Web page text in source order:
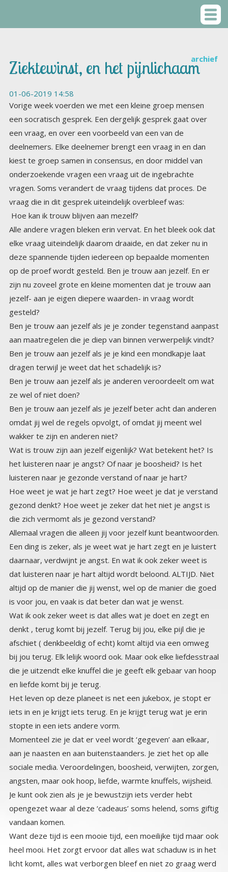
archief
Ziektewinst, en het pijnlichaam
01-06-2019 14:58
Vorige week voerden we met een kleine groep mensen
een socratisch gesprek. Een dergelijk gesprek gaat over
een vraag, en over een voorbeeld van een van de
deelnemers. Elke deelnemer brengt een vraag in en dan
kiest te groep samen in consensus, en door middel van
onderzoekende vragen een vraag uit de ingebrachte
vragen. Soms verandert de vraag tijdens dat proces. De
vraag die in dit gesprek uiteindelijk overbleef was:
Hoe kan ik trouw blijven aan mezelf?
Alle andere vragen bleken erin vervat. En het bleek ook dat
elke vraag uiteindelijk daarom draaide, en dat zeker nu in
deze spannende tijden iedereen op bepaalde momenten
op de proef wordt gesteld. Ben je trouw aan jezelf. En er
zijn nu zoveel grote en kleine momenten dat je trouw aan
jezelf- aan je eigen diepere waarden- in vraag wordt
gesteld?
Ben je trouw aan jezelf als je je zonder tegenstand aanpast
aan maatregelen die je diep van binnen verwerpelijk vindt?
Ben je trouw aan jezelf als je je kind een mondkapje laat
dragen terwijl je weet dat het schadelijk is?
Ben je trouw aan jezelf als je anderen veroordeelt om wat
ze wel of niet doen?
Ben je trouw aan jezelf als je jezelf beter acht dan anderen
omdat jij wel de regels opvolgt, of omdat jij meent wel
wakker te zijn en anderen niet?
Wat is trouw zijn aan jezelf eigenlijk? Wat betekent het? Is
het luisteren naar je angst? Of naar je boosheid? Is het
luisteren naar je gezonde verstand of naar je hart?
Hoe weet je wat je hart zegt? Hoe weet je dat je verstand
gezond denkt? Hoe weet je zeker dat het niet je angst is
die zich vermomt als je gezond verstand?
Allemaal vragen die alleen jij voor jezelf kunt beantwoorden.
Een ding is zeker, als je weet wat je hart zegt en je luistert
daarnaar, verdwijnt je angst. En wat ik ook zeker weet is
dat luisteren naar je hart altijd wordt beloond. ALTIJD. Niet
altijd op de manier die jij wenst, wel op de manier die goed
is voor jou, en vaak is dat beter dan wat je wenst.
Wat ik ook zeker weet is dat alles wat je doet en zegt en
denkt , terug komt bij jezelf. Terug bij jou, elke pijl die je
afschiet ( denkbeeldig of echt) komt altijd via een omweg
bij jou terug. Elk lelijk woord ook. Maar ook elke liefdesstraal
die je uitzendt elke knuffel die je geeft elk gebaar van hoop
en liefde komt bij je terug.
Het leven op deze planeet is net een jukebox, je stopt er
iets in en je krijgt iets terug. En je krijgt terug wat je erin
stopte in een iets andere vorm.
Momenteel zie je dat er veel wordt ‘gegeven’ aan elkaar,
aan je naasten en aan buitenstaanders. Je ziet het op alle
sociale media. Veroordelingen, boosheid, verwijten, zorgen,
angsten, maar ook hoop, liefde, warmte knuffels, wijsheid.
Je kunt ook zien als je je bewustzijn iets verder hebt
opengezet waar al deze ‘cadeaus’ soms helend, soms giftig
vandaan komen.
Want deze tijd is een mooie tijd, een moeilijke tijd maar ook
heel mooi. Het zorgt ervoor dat alles wat schaduw is in het
licht komt, alles wat verborgen bleef en niet zo graag werd
gezien komt in het licht. Op wereldschaal en op persoonlijke